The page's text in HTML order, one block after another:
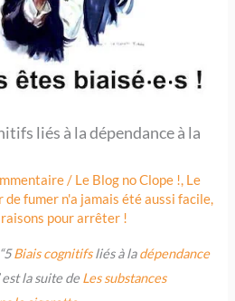
liés à la dépendance à la
/ Le Blog no Clope !, Le
fumer n'a jamais été aussi facile,
pour arrêter !
Biais cognitifsliés à ladépendance
est la suite deLes substances